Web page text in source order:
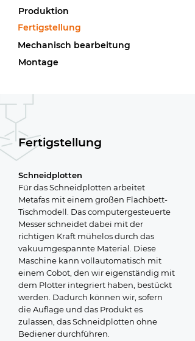
Mechanisch bearbeitung
Montage
Fertigstellung
Produktion
Fertigstellung
Schneidplotten
Für das Schneidplotten arbeitet
Metafas mit einem großen Flachbett-
Tischmodell. Das computergesteuerte
Messer schneidet dabei mit der
richtigen Kraft mühelos durch das
vakuumgespannte Material. Diese
Maschine kann vollautomatisch mit
einem Cobot, den wir eigenständig mit
dem Plotter integriert haben, bestückt
werden. Dadurch können wir, sofern
die Auflage und das Produkt es
zulassen, das Schneidplotten ohne
Bediener durchführen.